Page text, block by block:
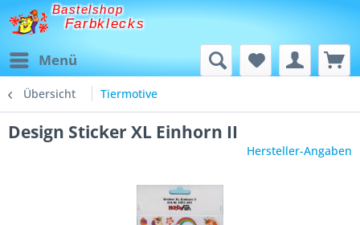
Bastelshop
Farbklecks
Menü
Übersicht Tiermotive
Design Sticker XL Einhorn II
Hersteller-Angaben